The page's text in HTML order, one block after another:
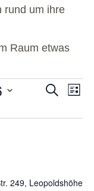
rund um ihre
Raum etwas
und
SucheListe
249, Leopoldshöhe